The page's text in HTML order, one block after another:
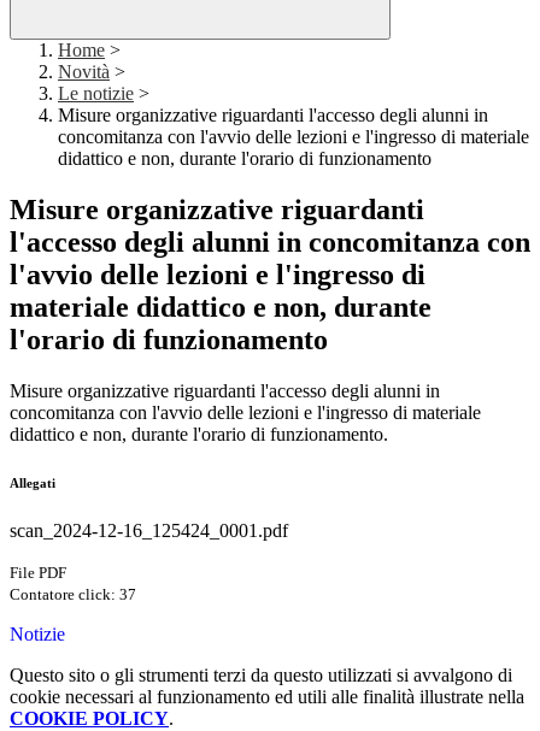
Home >
Novità >
Le notizie >
Misure organizzative riguardanti l'accesso degli alunni in
concomitanza con l'avvio delle lezioni e l'ingresso di materiale
didattico e non, durante l'orario di funzionamento
Misure organizzative riguardanti
l'accesso degli alunni in concomitanza con
l'avvio delle lezioni e l'ingresso di
materiale didattico e non, durante
l'orario di funzionamento
Misure organizzative riguardanti l'accesso degli alunni in
concomitanza con l'avvio delle lezioni e l'ingresso di materiale
didattico e non, durante l'orario di funzionamento.
Allegati
scan_2024-12-16_125424_0001.pdf
File PDF
Contatore click: 37
Notizie
Questo sito o gli strumenti terzi da questo utilizzati si avvalgono di
cookie necessari al funzionamento ed utili alle finalità illustrate nella
COOKIE POLICY.